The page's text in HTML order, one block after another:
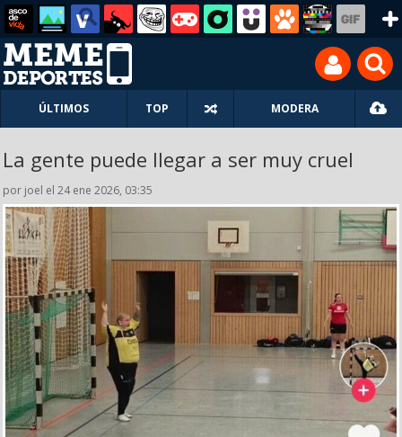
ÚLTIMOS TOP MODERA
La gente puede llegar a ser muy cruel
por joel el 24 ene 2026, 03:35